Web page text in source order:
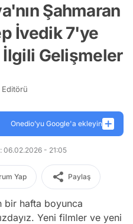
Şahmaran
İvedik 7'ye
Gelişmeler
Onedio’yu Google'a ekleyin
06.02.2026 - 21:05
Yap Paylaş
bir hafta boyunca
Yeni filmler ve yeni